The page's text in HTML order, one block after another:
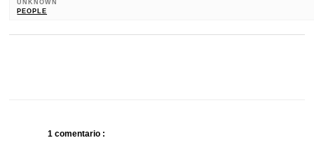
UNKNOWN
PEOPLE
1 comentario :